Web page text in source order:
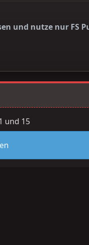
und nutze nur FS
und 15